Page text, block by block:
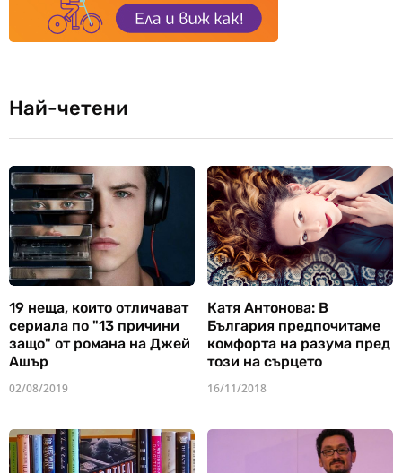
Най-четени
19 неща, които отличават
сериала по "13 причини
защо" от романа на Джей
Ашър
02/08/2019
Катя Антонова: В
България предпочитаме
комфорта на разума пред
този на сърцето
16/11/2018